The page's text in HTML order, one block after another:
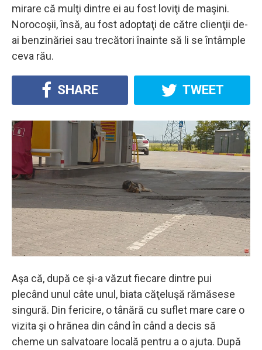
mirare că mulţi dintre ei au fost loviţi de maşini.
Norocoşii, însă, au fost adoptaţi de către clienţii de-
ai benzinăriei sau trecători înainte să li se întâmple
ceva rău.
SHARE TWEET
Aşa că, după ce şi-a văzut fiecare dintre pui
plecând unul câte unul, biata căţeluşă rămăsese
singură. Din fericire, o tânără cu suflet mare care o
vizita şi o hrănea din când în când a decis să
cheme un salvatoare locală pentru a o ajuta. După